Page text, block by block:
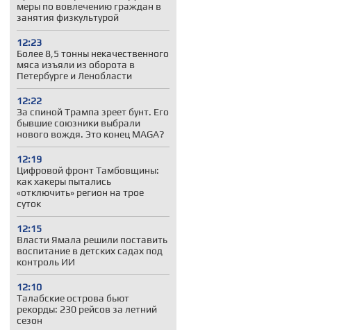
меры по вовлечению граждан в
занятия физкультурой
12:23
Более 8,5 тонны некачественного
мяса изъяли из оборота в
Петербурге и Ленобласти
12:22
За спиной Трампа зреет бунт. Его
бывшие союзники выбрали
нового вождя. Это конец MAGA?
12:19
Цифровой фронт Тамбовщины:
как хакеры пытались
«отключить» регион на трое
суток
12:15
Власти Ямала решили поставить
воспитание в детских садах под
контроль ИИ
12:10
Талабские острова бьют
рекорды: 230 рейсов за летний
сезон